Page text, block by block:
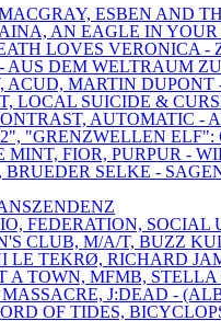
ESBEN AND
AN EAGLE IN
LOVES VERONICA
AUS DEM WELTRAUM
MARTIN DUPONT
LOCAL SUICIDE &
AUTOMATIC -
"GRENZWELLEN ELF":
FIOR, PURPUR -
SELKE -
FEDERATION,
CLUB, M/A/T, BUZZ
LE TEKRØ, RICHARD
TOWN, MFMB,
J:DEAD -
OF TIDES,